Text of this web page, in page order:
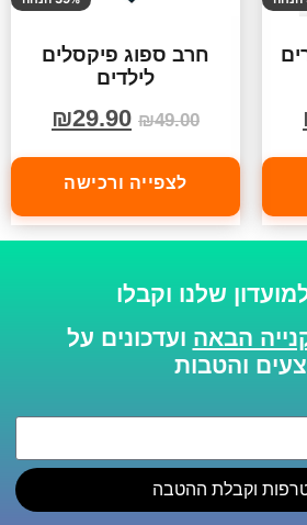
חרב ספוג פיקסלים
לילדים
₪49.00
₪29.90
לצפייה ורכישה
שלנו וקבלו
ועדכונים על
והטבות
וקבלת ההטבה